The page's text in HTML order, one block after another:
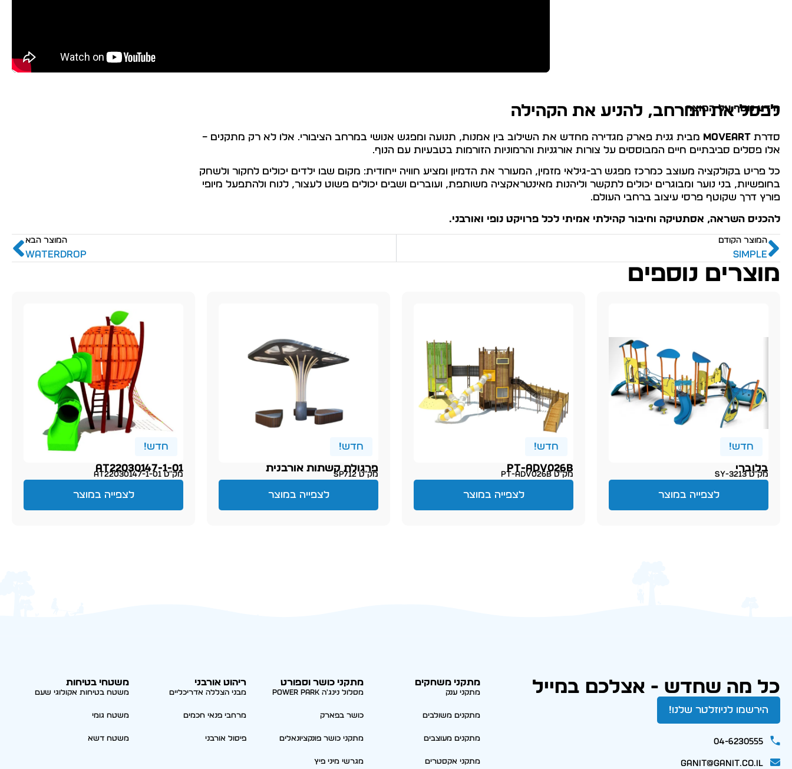
מידע נוסף על המוצר
לפסל את המרחב, להניע את הקהילה
סדרת MOVEART מבית גנית פארק מגדירה מחדש את השילוב בין אמנות, תנועה ומפגש אנושי במרחב הציבורי. אלו לא רק מתקנים –
אלו פסלים סביבתיים חיים המבוססים על צורות אורגניות והרמוניות הזורמות בטבעיות עם הנוף.
כל פריט בקולקציה מעוצב כמרכז מפגש רב-גילאי מזמין, המעורר את הדמיון ומציע חוויה ייחודית: מקום שבו ילדים יכולים לחקור ולשחק
בחופשיות, בני נוער ומבוגרים יכולים לתקשר וליהנות מאינטראקציה משותפת, ועוברים ושבים יכולים פשוט לעצור, לנוח ולהתפעל מיופי
פורץ דרך שקוטף פרסי עיצוב ברחבי העולם.
להכניס השראה, אסתטיקה וחיבור קהילתי אמיתי לכל פרויקט נופי ואורבני.
המוצר הקודם
SIMPLE
המוצר הבא
WATERDROP
מוצרים נוספים
חדש!
בלוברי
מק״ט SY-3213
לצפייה במוצר
חדש!
PT-ADV026B
מק״ט PT-ADV026B
לצפייה במוצר
חדש!
פרגולת קשתות אורבנית
מק״ט SP712
לצפייה במוצר
חדש!
AT22030147-1-01
מק״ט AT22030147-1-01
לצפייה במוצר
כל מה שחדש - אצלכם במייל
הירשמו לניוזלטר שלנו!
04-6230555
ganit@ganit.co.il
מתקני משחקים
מתקני ענק
מתקנים משולבים
מתקנים מעוצבים
מתקני אקסטרים
מתקני כושר וספורט
מסלול נינג'ה Power park
כושר בפארק
מתקני כושר פונקציונאלים
מגרשי מיני פיץ
ריהוט אורבני
מבני הצללה אדריכליים
מרחבי פנאי חכמים
פיסול אורבני
משטחי בטיחות
משטח בטיחות אקולוגי שעם
משטח גומי
משטח דשא